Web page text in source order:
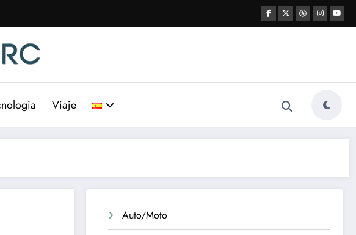
Viaje
Auto/Moto